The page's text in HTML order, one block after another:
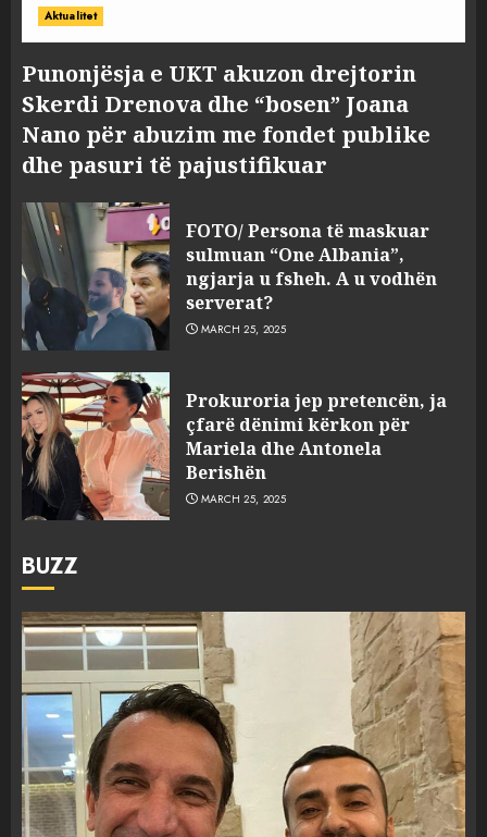
Aktualitet
Punonjësja e UKT akuzon drejtorin
Skerdi Drenova dhe “bosen” Joana
Nano për abuzim me fondet publike
dhe pasuri të pajustifikuar
FOTO/ Persona të maskuar
sulmuan “One Albania”,
ngjarja u fsheh. A u vodhën
serverat?
MARCH 25, 2025
Prokuroria jep pretencën, ja
çfarë dënimi kërkon për
Mariela dhe Antonela
Berishën
MARCH 25, 2025
BUZZ